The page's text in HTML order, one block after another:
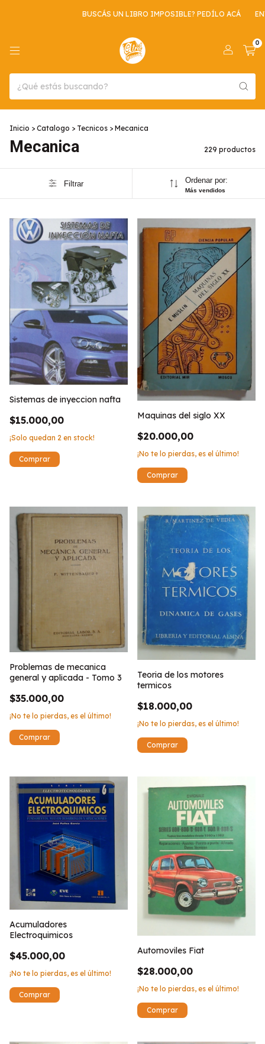
BUSCÁS UN LIBRO IMPOSIBLE? PEDÍLO ACÁ ENVIO GRATIS POR
0
Inicio > Catalogo > Tecnicos > Mecanica
Mecanica 229 productos
Filtrar Ordenar por:
Más vendidos
Sistemas de inyeccion nafta
$15.000,00
¡Solo quedan 2 en stock!
Maquinas del siglo XX
$20.000,00
¡No te lo pierdas, es el último!
Problemas de mecanica
general y aplicada - Tomo 3
$35.000,00
¡No te lo pierdas, es el último!
Teoria de los motores
termicos
$18.000,00
¡No te lo pierdas, es el último!
Acumuladores
Electroquimicos
$45.000,00
¡No te lo pierdas, es el último!
Automoviles Fiat
$28.000,00
¡No te lo pierdas, es el último!